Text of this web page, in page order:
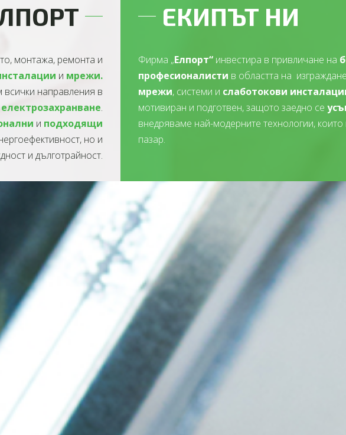
монтажа, ремонта и
и мрежи.
направления в
електрозахранване.
и подходящи
но и
и дълготрайност.
ЕКИПЪТ НИ
Фирма „Елпорт“ инвестира в привличане на
професионалисти в областта на
мрежи, системи и слаботокови
мотивиран и подготвен, защото заедно се
внедряваме най-модерните технологии,
пазар.